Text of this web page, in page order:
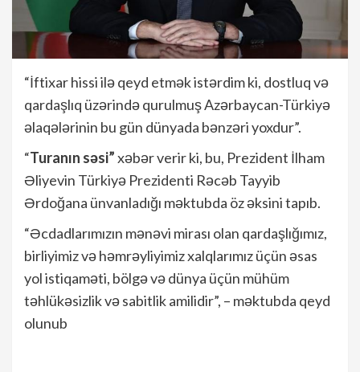
“İftixar hissi ilə qeyd etmək istərdim ki, dostluq və
qardaşlıq üzərində qurulmuş Azərbaycan-Türkiyə
əlaqələrinin bu gün dünyada bənzəri yoxdur”.
“Turanın səsi”xəbər verir ki, bu, Prezident İlham
Əliyevin Türkiyə Prezidenti Rəcəb Tayyib
Ərdoğana ünvanladığı məktubda öz əksini tapıb.
“Əcdadlarımızın mənəvi mirası olan qardaşlığımız,
birliyimiz və həmrəyliyimiz xalqlarımız üçün əsas
yol istiqaməti, bölgə və dünya üçün mühüm
təhlükəsizlik və sabitlik amilidir”, – məktubda qeyd
olunub